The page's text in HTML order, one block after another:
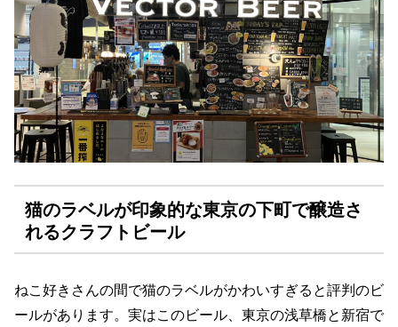
猫のラベルが印象的な東京の下町で醸造さ
れるクラフトビール
ねこ好きさんの間で猫のラベルがかわいすぎると評判のビ
ールがあります。実はこのビール、東京の浅草橋と新宿で